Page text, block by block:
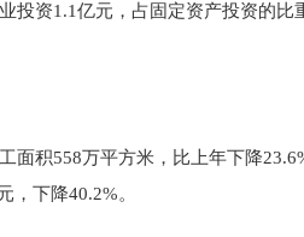
资1.1亿元，占固定资产投资的比
积558万平方米，比上年下降
，下降40.2%。